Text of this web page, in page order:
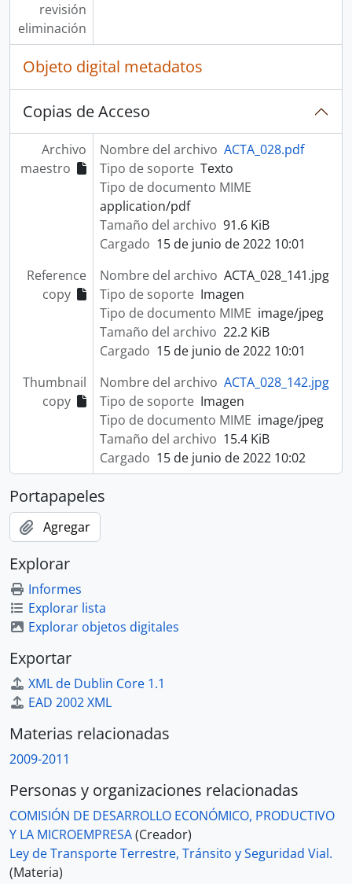
revisión
eliminación
Objeto digital metadatos
Copias de Acceso
Archivo
maestro
Nombre del archivo ACTA_028.pdf
Tipo de soporte Texto
Tipo de documento MIME
application/pdf
Tamaño del archivo 91.6 KiB
Cargado 15 de junio de 2022 10:01
Reference
copy
Nombre del archivo ACTA_028_141.jpg
Tipo de soporte Imagen
Tipo de documento MIME image/jpeg
Tamaño del archivo 22.2 KiB
Cargado 15 de junio de 2022 10:01
Thumbnail
copy
Nombre del archivo ACTA_028_142.jpg
Tipo de soporte Imagen
Tipo de documento MIME image/jpeg
Tamaño del archivo 15.4 KiB
Cargado 15 de junio de 2022 10:02
Portapapeles
Agregar
Explorar
Informes
Explorar lista
Explorar objetos digitales
Exportar
XML de Dublin Core 1.1
EAD 2002 XML
Materias relacionadas
2009-2011
Personas y organizaciones relacionadas
COMISIÓN DE DESARROLLO ECONÓMICO, PRODUCTIVO
Y LA MICROEMPRESA(Creador)
Ley de Transporte Terrestre, Tránsito y Seguridad Vial.
(Materia)